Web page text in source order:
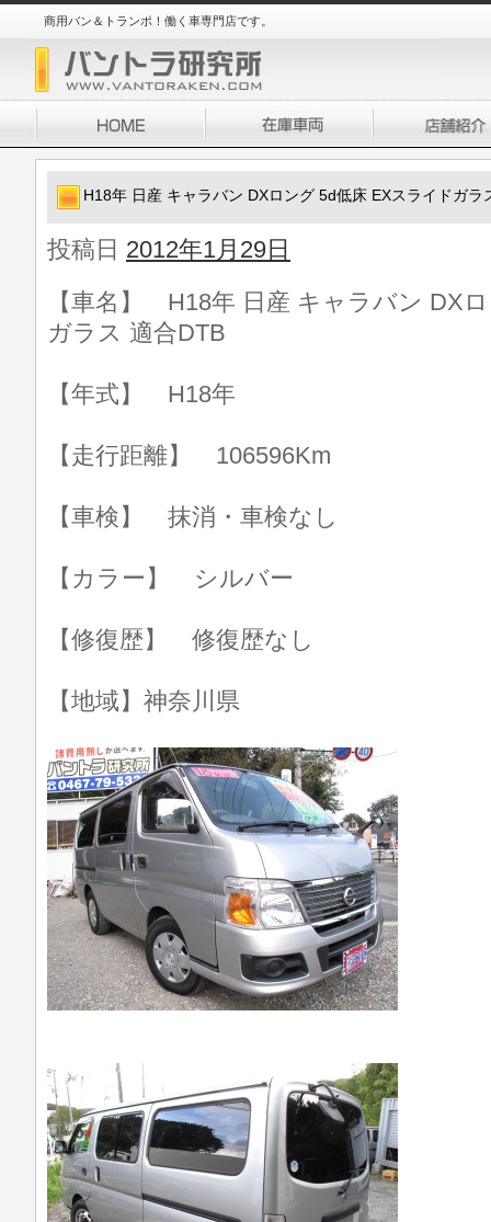
商用バン＆トランポ！働く車専門店です。
H18年 日産 キャラバン DXロング 5d低床 EXスライドガラ
投稿日 2012年1月29日
【車名】 H18年 日産 キャラバン DX
ガラス 適合DTB
【年式】 H18年
【走行距離】 106596Km
【車検】 抹消・車検なし
【カラー】 シルバー
【修復歴】 修復歴なし
【地域】神奈川県